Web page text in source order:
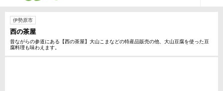
伊勢原市
西の茶屋
昔ながらの参道にある【西の茶屋】大山こまなどの特産品販売の他、大山豆腐を使った豆
腐料理も味わえます。